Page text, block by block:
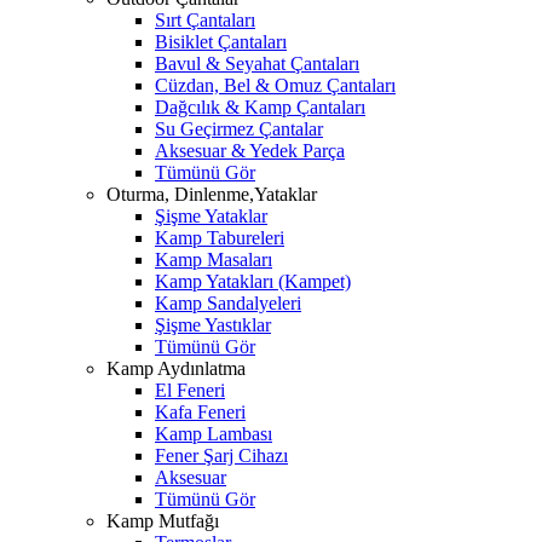
Sırt Çantaları
Bisiklet Çantaları
Bavul & Seyahat Çantaları
Cüzdan, Bel & Omuz Çantaları
Dağcılık & Kamp Çantaları
Su Geçirmez Çantalar
Aksesuar & Yedek Parça
Tümünü Gör
Oturma, Dinlenme,Yataklar
Şişme Yataklar
Kamp Tabureleri
Kamp Masaları
Kamp Yatakları (Kampet)
Kamp Sandalyeleri
Şişme Yastıklar
Tümünü Gör
Kamp Aydınlatma
El Feneri
Kafa Feneri
Kamp Lambası
Fener Şarj Cihazı
Aksesuar
Tümünü Gör
Kamp Mutfağı